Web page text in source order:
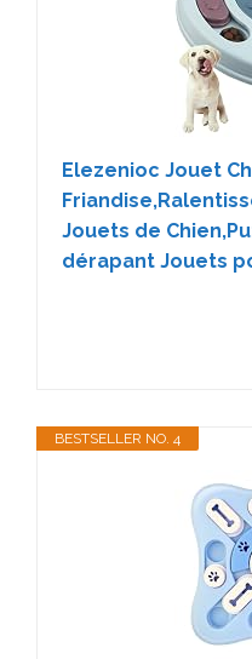
Elezenioc Jouet
Jouets de
dérapant Jouets
BESTSELLER NO. 4